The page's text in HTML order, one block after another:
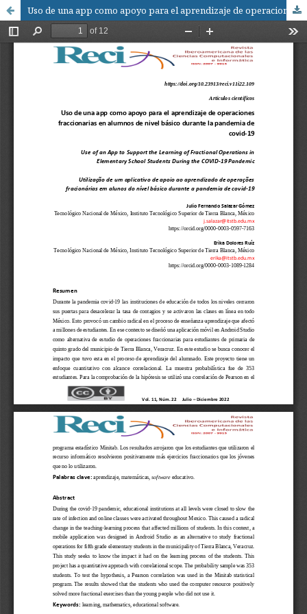
Uso de una app como apoyo para el aprendizaje de operaciones fraccionarias en alumnos de nivel básico durante la pandemia de covid-19